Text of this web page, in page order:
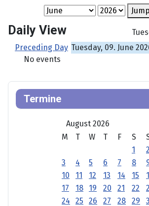
Daily View
Preceding Day Tuesday, 09. June
No events
Termine
August 2026
M
T W T F S
1
2
3
4 5 6 7 8
10
11 12 13 14 15
17
18 19 20 21 22
24
25 26 27 28 29